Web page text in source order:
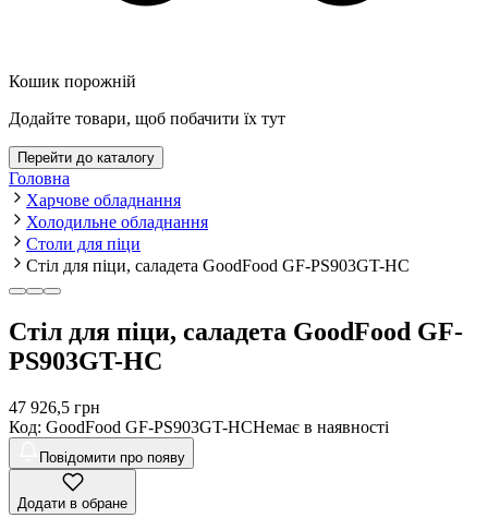
Кошик порожній
Додайте товари, щоб побачити їх тут
Перейти до каталогу
Головна
Харчове обладнання
Холодильне обладнання
Столи для піци
Стіл для піци, саладета GoodFood GF-PS903GT-HC
Стіл для піци, саладета GoodFood GF-
PS903GT-HC
47 926,5 грн
Код: GoodFood GF-PS903GT-HCНемає в наявності
Повідомити про появу
Додати в обране